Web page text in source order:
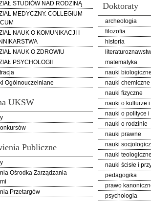
STUDIÓW NAD RODZINĄ
MEDYCZNY. COLLEGIUM
NAUK O KOMUNIKACJI I
NAUK O ZDROWIU
PSYCHOLOGII
Ogólnouczelniane
UKSW
Publiczne
Ośrodka Zarządzania
Przetargów
Doktoraty
archeologia
filozofia
historia
matematyka
nauki biologiczne
nauki chemiczne
nauki fizyczne
nauki o kulturze
nauki o polityce
nauki o rodzinie
nauki prawne
nauki
nauki teologiczne
nauki ścisłe i
pedagogika
prawo
psychologia